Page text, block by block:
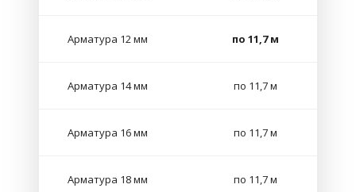
Арматура 12 мм по 11,7 м
Арматура 14 мм по 11,7 м
Арматура 16 мм по 11,7 м
Арматура 18 мм по 11,7 м